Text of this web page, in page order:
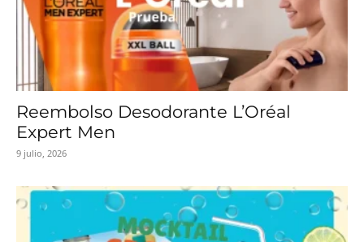
Reembolso Desodorante L’Oréal
Expert Men
9 julio, 2026